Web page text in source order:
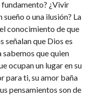
¿Vivir
o una ilusión? La
conocimiento de que
señalan que Dios es
sabemos que quien
ocupan un lugar en su
para ti, su amor baña
pensamientos son de